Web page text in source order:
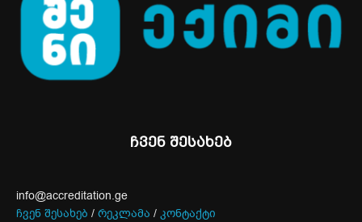
ჩვენ შესახებ
info@accreditation.ge
ჩვენ შესახებ / რეკლამა / კონტაქტი